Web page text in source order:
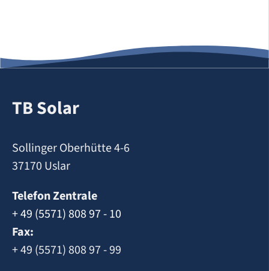
TB Solar
Sollinger Oberhütte 4-6
37170 Uslar
Telefon Zentrale
+ 49 (5571) 808 97 - 10
Fax:
+ 49 (5571) 808 97 - 99